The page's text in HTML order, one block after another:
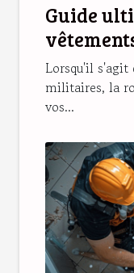
Guide
Lorsqu'il s'agit
militaires, la
vos...